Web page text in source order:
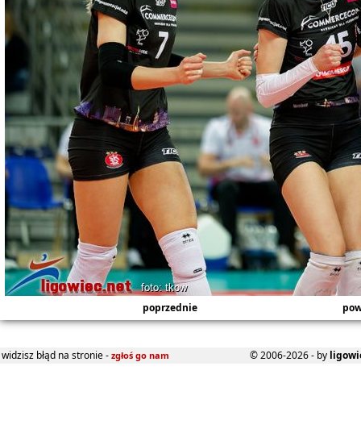
poprzednie
widzisz błąd na stronie - zgłoś go nam © 2006-2026 - by